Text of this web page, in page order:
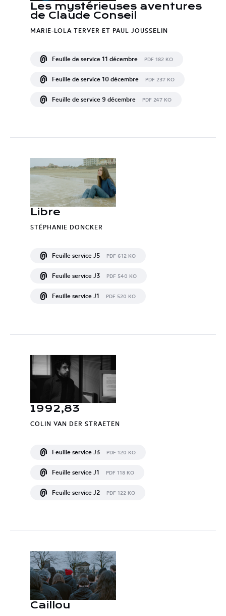
Les mystérieuses aventures
de Claude Conseil
MARIE-LOLA TERVER ET PAUL JOUSSELIN
Feuille de service 11 décembre PDF 182 KO
Feuille de service 10 décembre PDF 237 KO
Feuille de service 9 décembre PDF 247 KO
Libre
STÉPHANIE DONCKER
Feuille service J5 PDF 612 KO
Feuille service J3 PDF 540 KO
Feuille service J1 PDF 520 KO
1992,83
COLIN VAN DER STRAETEN
Feuille service J3 PDF 120 KO
Feuille service J1 PDF 118 KO
Feuille service J2 PDF 122 KO
Caillou